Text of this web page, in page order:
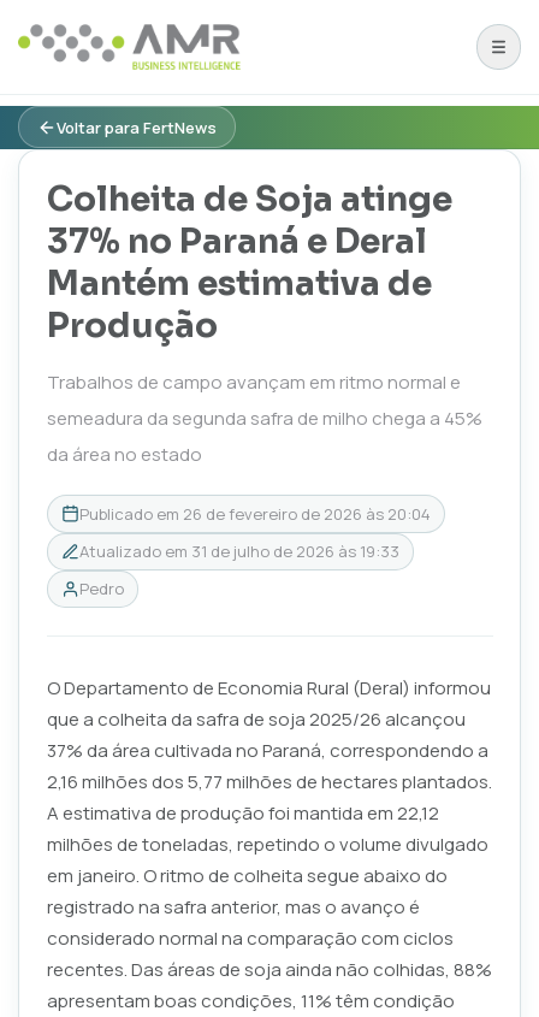
Voltar para FertNews
Colheita de Soja atinge
37% no Paraná e Deral
Mantém estimativa de
Produção
Trabalhos de campo avançam em ritmo normal e
semeadura da segunda safra de milho chega a 45%
da área no estado
Publicado em 26 de fevereiro de 2026 às 20:04
Atualizado em 31 de julho de 2026 às 19:33
Pedro
O Departamento de Economia Rural (Deral) informou
que a colheita da safra de soja 2025/26 alcançou
37% da área cultivada no Paraná, correspondendo a
2,16 milhões dos 5,77 milhões de hectares plantados.
A estimativa de produção foi mantida em 22,12
milhões de toneladas, repetindo o volume divulgado
em janeiro. O ritmo de colheita segue abaixo do
registrado na safra anterior, mas o avanço é
considerado normal na comparação com ciclos
recentes. Das áreas de soja ainda não colhidas, 88%
apresentam boas condições, 11% têm condição